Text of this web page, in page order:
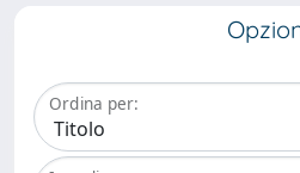
Ordina per: